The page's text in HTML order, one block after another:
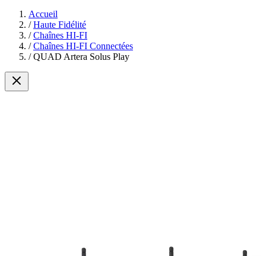
Accueil
/ Haute Fidélité
/ Chaînes HI-FI
/ Chaînes HI-FI Connectées
/ QUAD Artera Solus Play